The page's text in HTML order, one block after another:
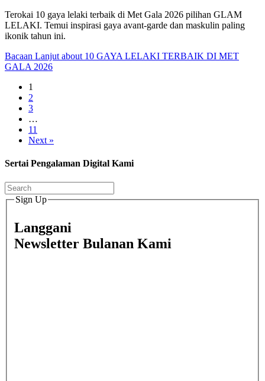
Terokai 10 gaya lelaki terbaik di Met Gala 2026 pilihan GLAM
LELAKI. Temui inspirasi gaya avant-garde dan maskulin paling
ikonik tahun ini.
Bacaan Lanjut about 10 GAYA LELAKI TERBAIK DI MET
GALA 2026
1
2
3
…
11
Next »
Sertai Pengalaman Digital Kami
Sign Up
Langgani
Newsletter Bulanan Kami